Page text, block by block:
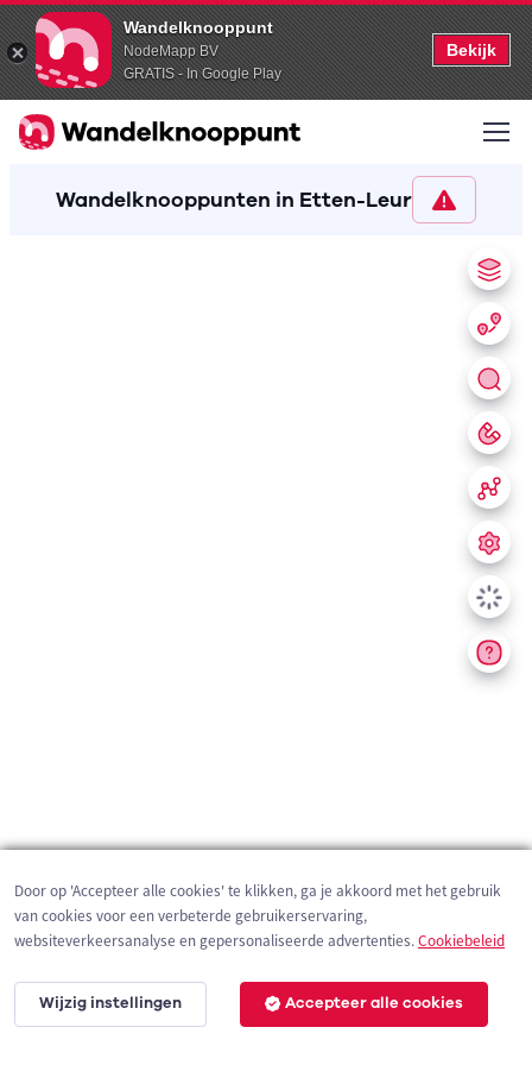
Wandelknooppunt
NodeMapp BV
GRATIS - In Google Play
Bekijk
Wandelknooppunten in Etten-Leur
2 km
Door op 'Accepteer alle cookies' te klikken, ga je akkoord met het gebruik
van cookies voor een verbeterde gebruikerservaring,
websiteverkeersanalyse en gepersonaliseerde advertenties.Cookiebeleid
Wijzig instellingen Accepteer alle cookies